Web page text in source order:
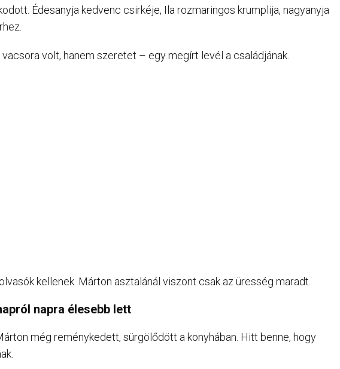
Édesanyja kedvenc csirkéje, Ila rozmaringos krumplija, nagyanyja
volt, hanem szeretet – egy megírt levél a családjának.
kellenek. Márton asztalánál viszont csak az üresség maradt.
napra élesebb lett
még reménykedett, sürgölődött a konyhában. Hitt benne, hogy